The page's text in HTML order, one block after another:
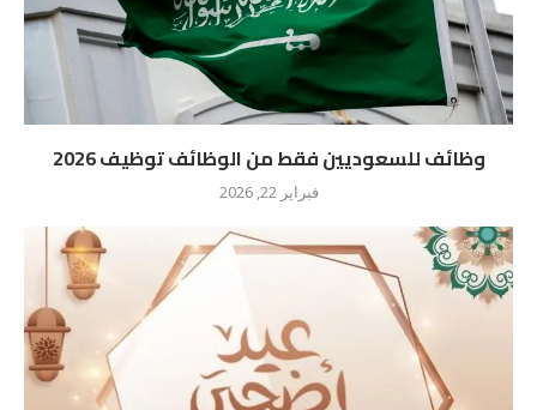
وظائف للسعوديين فقط من الوظائف توظيف 2026
فبراير 22, 2026